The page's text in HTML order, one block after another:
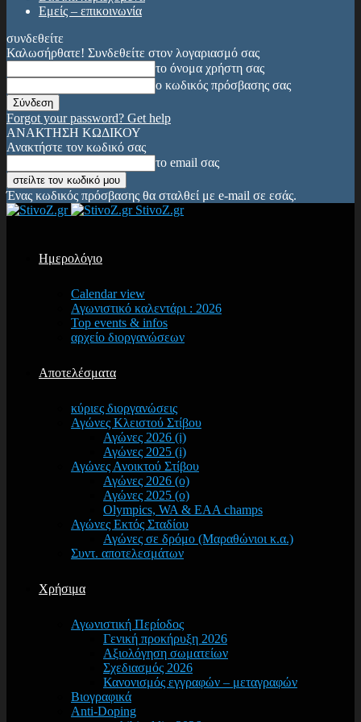
Εμείς – επικοινωνία
συνδεθείτε
Καλωσήρθατε! Συνδεθείτε στον λογαριασμό σας
το όνομα χρήστη σας
ο κωδικός πρόσβασης σας
Forgot your password? Get help
ΑΝΑΚΤΗΣΗ ΚΩΔΙΚΟΥ
Ανακτήστε τον κωδικό σας
το email σας
Ένας κωδικός πρόσβασης θα σταλθεί με e-mail σε εσάς.
StivoZ.gr
Ημερολόγιο
Calendar view
Αγωνιστικό καλεντάρι : 2026
Top events & infos
αρχείο διοργανώσεων
Αποτελέσματα
κύριες διοργανώσεις
Αγώνες Κλειστού Στίβου
Αγώνες 2026 (i)
Αγώνες 2025 (i)
Αγώνες Ανοικτού Στίβου
Αγώνες 2026 (o)
Αγώνες 2025 (o)
Olympics, WA & EAA champs
Αγώνες Εκτός Σταδίου
Αγώνες σε δρόμο (Μαραθώνιοι κ.α.)
Συντ. αποτελεσμάτων
Χρήσιμα
Αγωνιστική Περίοδος
Γενική προκήρυξη 2026
Αξιολόγηση σωματείων
Σχεδιασμός 2026
Κανονισμός εγγραφών – μεταγραφών
Βιογραφικά
Anti-Doping